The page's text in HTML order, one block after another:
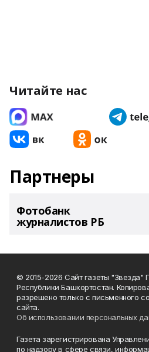
Читайте нас
Партнеры
Фотобанк
журналистов РБ
© 2015-2026 Сайт газеты "Звезда"
Республики Башкортостан.
разрешено только с письменного
сайта.
Об использовании персональных
Газета зарегистрирована
по надзору в сфере связи,